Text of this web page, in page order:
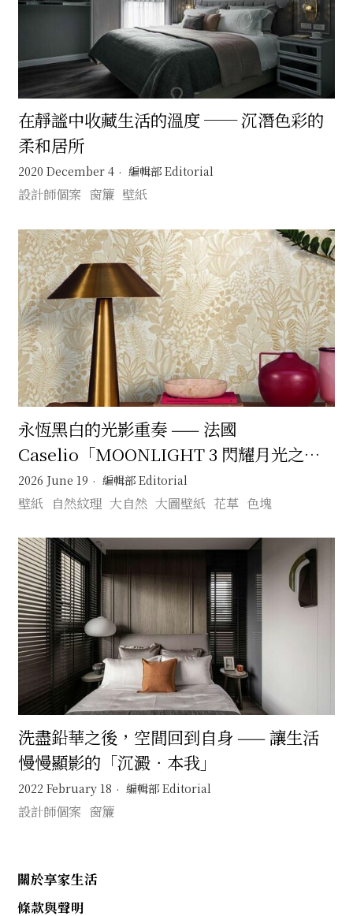
在靜謐中收藏生活的溫度 ── 沉潛色彩的
柔和居所
2020 December 4 編輯部 Editorial
設計師個案 窗簾 壁紙
永恆黑白的光影重奏 —— 法國
Caselio「MOONLIGHT 3 閃耀月光之國
（三）：月映鎏光」壁紙系列的當代奢華美
學
2026 June 19 編輯部 Editorial
壁紙 自然紋理 大自然 大圖壁紙 花草 色塊
洗盡鉛華之後，空間回到自身 —— 讓生活
慢慢顯影的「沉澱．本我」
2022 February 18 編輯部 Editorial
設計師個案 窗簾
關於享家生活
條款與聲明